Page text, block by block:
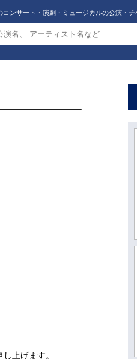
ンサート・演劇・ミュージカルの公演・チ
上げます。